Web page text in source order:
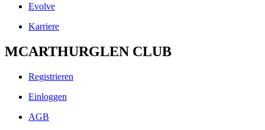
Evolve
Karriere
MCARTHURGLEN CLUB
Registrieren
Einloggen
AGB